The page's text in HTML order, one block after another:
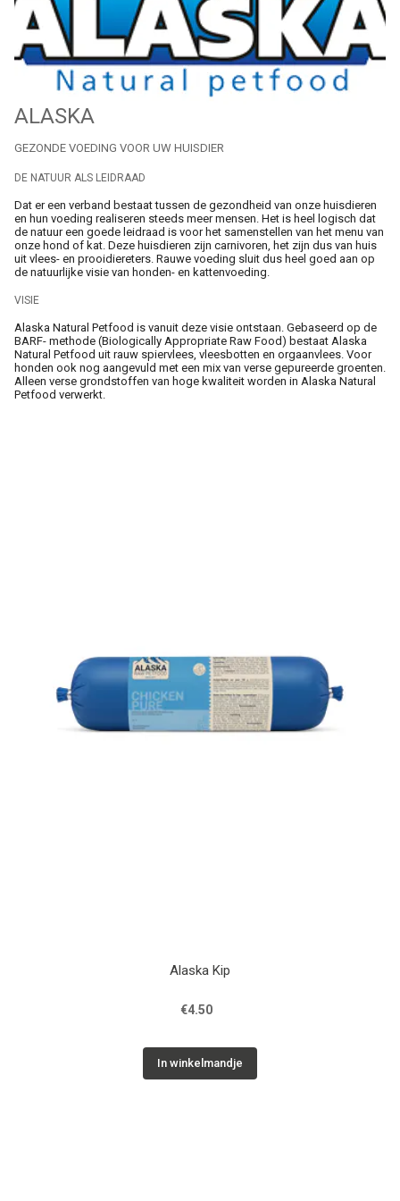
Merken
Over Ons
Blog
ALASKA
GEZONDE VOEDING VOOR UW HUISDIER
DE NATUUR ALS LEIDRAAD
Dat er een verband bestaat tussen de gezondheid van onze huisdieren
en hun voeding realiseren steeds meer mensen. Het is heel logisch dat
de natuur een goede leidraad is voor het samenstellen van het menu van
onze hond of kat. Deze huisdieren zijn carnivoren, het zijn dus van huis
uit vlees- en prooidiereters. Rauwe voeding sluit dus heel goed aan op
de natuurlijke visie van honden- en kattenvoeding.
VISIE
Alaska Natural Petfood is vanuit deze visie ontstaan. Gebaseerd op de
BARF- methode (Biologically Appropriate Raw Food) bestaat Alaska
Natural Petfood uit rauw spiervlees, vleesbotten en orgaanvlees. Voor
honden ook nog aangevuld met een mix van verse gepureerde groenten.
Alleen verse grondstoffen van hoge kwaliteit worden in Alaska Natural
Petfood verwerkt.
Alaska Kip
€4.50
In winkelmandje